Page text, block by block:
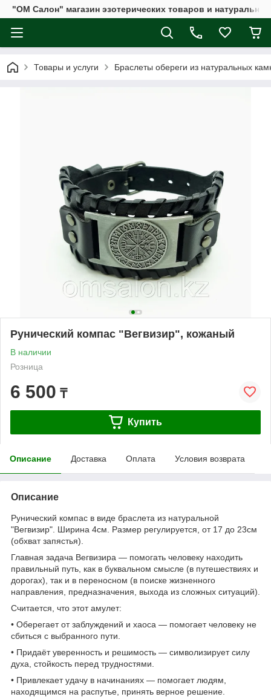
"ОМ Салон" магазин эзотерических товаров и
Товары и услуги Браслеты обереги из натуральных
Рунический компас "Вегвизир", кожаный
В наличии
Розница
6 500 ₸
Купить
Описание Доставка Оплата Условия возврата
Описание
Рунический компас в виде браслета из натуральной
"Вегвизир". Ширина 4см. Размер регулируется, от 17 до 23см
(обхват запястья).
Главная задача Вегвизира — помогать человеку находить
правильный путь, как в буквальном смысле (в путешествиях и
дорогах), так и в переносном (в поиске жизненного
направления, предназначения, выхода из сложных ситуаций).
Считается, что этот амулет:
• Оберегает от заблуждений и хаоса — помогает человеку не
сбиться с выбранного пути.
• Придаёт уверенность и решимость — символизирует силу
духа, стойкость перед трудностями.
• Привлекает удачу в начинаниях — помогает людям,
находящимся на распутье, принять верное решение.